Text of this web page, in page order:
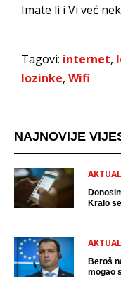
Imate li i Vi već
Tagovi: internet,
lozinke, Wifi
NAJNOVIJE
Kralo
Beroš
mogao